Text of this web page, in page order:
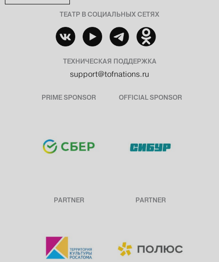
ТЕАТР В СОЦИАЛЬНЫХ СЕТЯХ
ТЕХНИЧЕСКАЯ ПОДДЕРЖКА
support@tofnations.ru
PRIME SPONSOR OFFICIAL SPONSOR
PARTNER PARTNER